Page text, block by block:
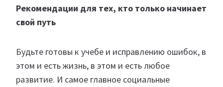
Рекомендации для тех, кто только начинает
свой путь
Будьте готовы к учебе и исправлению ошибок, в
этом и есть жизнь, в этом и есть любое
развитие. И самое главное социальные